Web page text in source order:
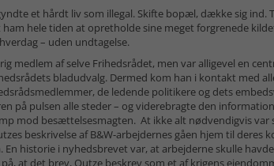
et hårdt liv som illegal. Skifte bopæl, dække sig ind.
ham hele tiden at opretholde sine meget forgrenede
– uden undtagelse.
medlem af selve Frihedsrådet, men var alligevel en
bladudvalg. Dermed kom han i kontakt med
de ledende politikere og dets
på pulsen alle steder – og viderebragte den
mod besættelsesmagten. At ikke alt nødvendigvis
beskrivelse af B&W-arbejdernes gåen hjem til deres
En historie i nyhedsbrevet var, at arbejderne skulle
at det brev, Outze beskrev som et af krigens